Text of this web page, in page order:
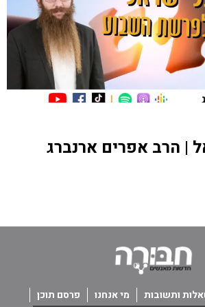
| הרב אפרים ארנברג
ותשובות מי אנחנו פרסם תוכן